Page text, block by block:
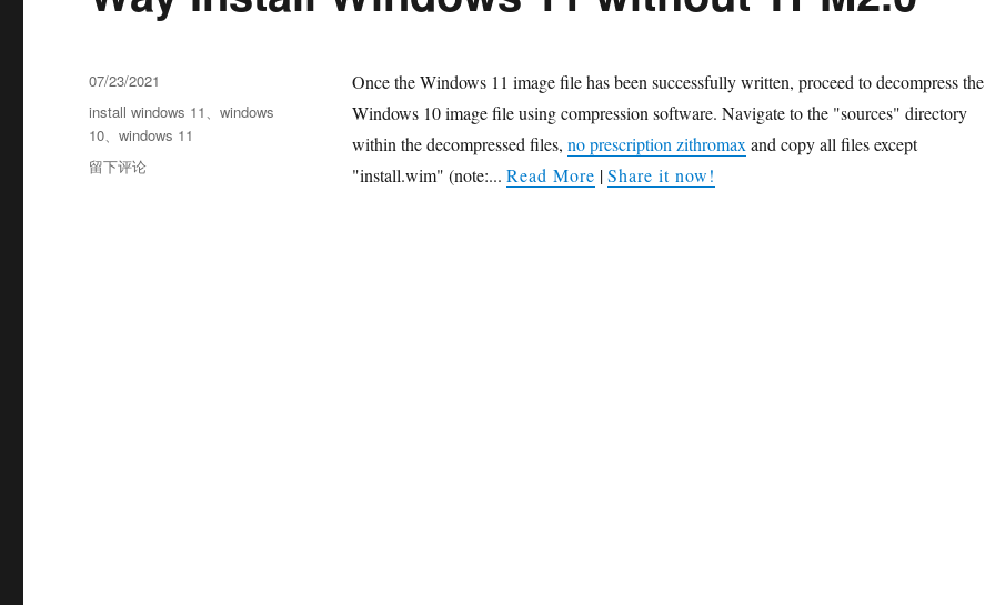
Once the Windows 11 image file has been successfully written, proceed to decompress the
Windows 10 image file using compression software. Navigate to the "sources" directory
within the decompressed files, no prescription zithromax and copy all files except
"install.wim" (note:... Read More |Share it now!
07/23/2021
install windows 11、windows
10、windows 11
留下评论